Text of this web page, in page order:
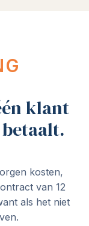
klant
kosten,
van 12
als het niet